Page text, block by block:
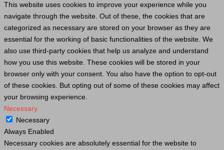
This website uses cookies to improve your experience while you
navigate through the website. Out of these, the cookies that are
categorized as necessary are stored on your browser as they are
essential for the working of basic functionalities of the website. We
also use third-party cookies that help us analyze and understand
how you use this website. These cookies will be stored in your
browser only with your consent. You also have the option to opt-out
of these cookies. But opting out of some of these cookies may affect
your browsing experience.
Necessary
Necessary
Always Enabled
Necessary cookies are absolutely essential for the website to